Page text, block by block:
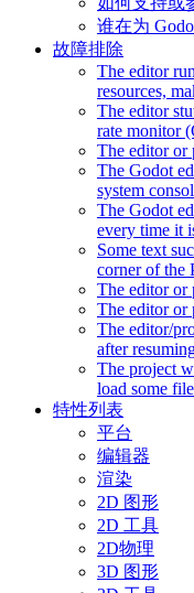
谁在为
故障排除
The editor
resources,
The editor
rate monitor
The editor or
The Godot
system
The Godot
every time it
Some text
corner of the
The editor or
The editor or
The editor/
after
The project
load some
特性列表
平台
编辑器
渲染
2D 图形
2D 工具
2D物理
3D 图形